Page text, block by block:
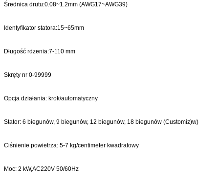
Średnica drutu:0.08~1.2mm (AWG17~AWG39)
Identyfikator statora:15~65mm
Długość rdzenia:7-110 mm
Skręty nr 0-99999
Opcja działania: krok/automatyczny
Stator: 6 biegunów, 9 biegunów, 12 biegunów, 18 biegunów (Customiz)w)
Ciśnienie powietrza: 5-7 kg/centimeter kwadratowy
Moc: 2 kW,AC220V 50/60Hz